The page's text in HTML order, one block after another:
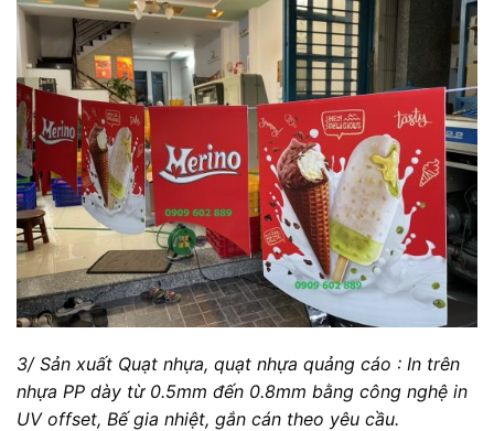
3/ Sản xuất Quạt nhựa, quạt nhựa quảng cáo : In trên
nhựa PP dày từ 0.5mm đến 0.8mm bằng công nghệ in
UV offset, Bế gia nhiệt, gắn cán theo yêu cầu.